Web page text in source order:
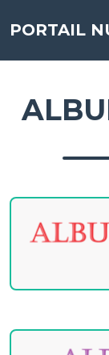
PORTAIL